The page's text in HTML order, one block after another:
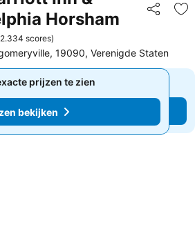
Horsham
Delen
2.334 scores)
19090, Verenigde Staten
prijzen te zien
bekijken
prijzen te zien
bekijken